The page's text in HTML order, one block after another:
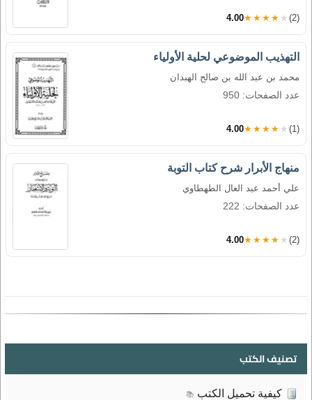
4.00★★★★★ (2)
التهذيب الموضوعي لحلية الأولياء
محمد بن عبد الله بن صالح الهبدان
عدد الصفحات: 950
4.00★★★★★ (1)
منهاج الأبرار شرح كتاب التوبة
علي أحمد عبد العال الطهطاوي
عدد الصفحات: 222
4.00★★★★★ (2)
تصنيف الكتب
كيفية تحميل الكتب 📚